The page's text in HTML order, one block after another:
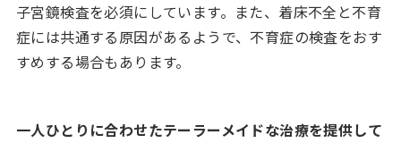
子宮鏡検査を必須にしています。また、着床不全と不育
症には共通する原因があるようで、不育症の検査をおす
すめする場合もあります。
一人ひとりに合わせたテーラーメイドな治療を提供して